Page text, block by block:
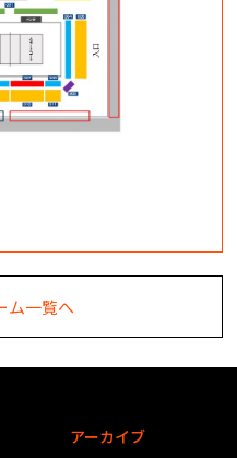
ム一覧へ
アーカイブ